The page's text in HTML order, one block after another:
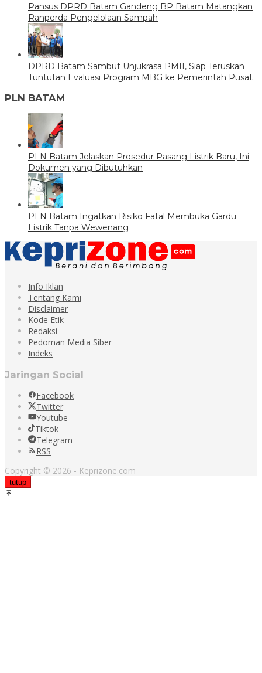
Pansus DPRD Batam Gandeng BP Batam Matangkan
Ranperda Pengelolaan Sampah
DPRD Batam Sambut Unjukrasa PMII, Siap Teruskan
Tuntutan Evaluasi Program MBG ke Pemerintah Pusat
PLN BATAM
PLN Batam Jelaskan Prosedur Pasang Listrik Baru, Ini
Dokumen yang Dibutuhkan
PLN Batam Ingatkan Risiko Fatal Membuka Gardu
Listrik Tanpa Wewenang
Info Iklan
Tentang Kami
Disclaimer
Kode Etik
Redaksi
Pedoman Media Siber
Indeks
Jaringan Social
Facebook
Twitter
Youtube
Tiktok
Telegram
RSS
Copyright © 2026 - Keprizone.com
tutup